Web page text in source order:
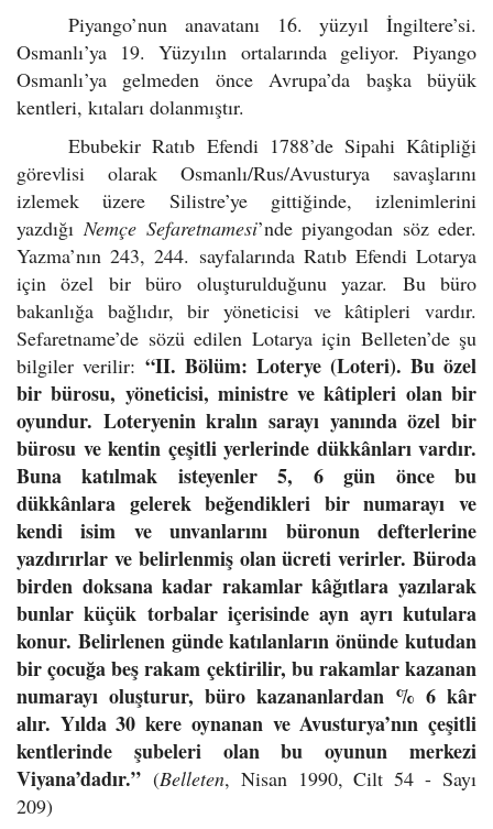
Piyango’nun anavatanı 16. yüzyıl İngiltere’si.
Osmanlı’ya 19. Yüzyılın ortalarında geliyor. Piyango
Osmanlı’ya gelmeden önce Avrupa’da başka büyük
kentleri, kıtaları dolanmıştır.
Ebubekir Ratıb Efendi 1788’de Sipahi Kâtipliği
görevlisi olarak Osmanlı/Rus/Avusturya savaşlarını
izlemek üzere Silistre’ye gittiğinde, izlenimlerini
yazdığı Nemçe Sefaretnamesi’nde piyangodan söz eder.
Yazma’nın 243, 244. sayfalarında Ratıb Efendi Lotarya
için özel bir büro oluşturulduğunu yazar. Bu büro
bakanlığa bağlıdır, bir yöneticisi ve kâtipleri vardır.
Sefaretname’de sözü edilen Lotarya için Belleten’de şu
bilgiler verilir: “II. Bölüm: Loterye (Loteri). Bu özel
bir bürosu, yöneticisi, ministre ve kâtipleri olan bir
oyundur. Loteryenin kralın sarayı yanında özel bir
bürosu ve kentin çeşitli yerlerinde dükkânları vardır.
Buna katılmak isteyenler 5, 6 gün önce bu
dükkânlara gelerek beğendikleri bir numarayı ve
kendi isim ve unvanlarını büronun defterlerine
yazdırırlar ve belirlenmiş olan ücreti verirler. Büroda
birden doksana kadar rakamlar kâğıtlara yazılarak
bunlar küçük torbalar içerisinde ayn ayrı kutulara
konur. Belirlenen günde katılanların önünde kutudan
bir çocuğa beş rakam çektirilir, bu rakamlar kazanan
numarayı oluşturur, büro kazananlardan % 6 kâr
alır. Yılda 30 kere oynanan ve Avusturya’nın çeşitli
kentlerinde şubeleri olan bu oyunun merkezi
Viyana’dadır.” (Belleten, Nisan 1990, Cilt 54 - Sayı
209)